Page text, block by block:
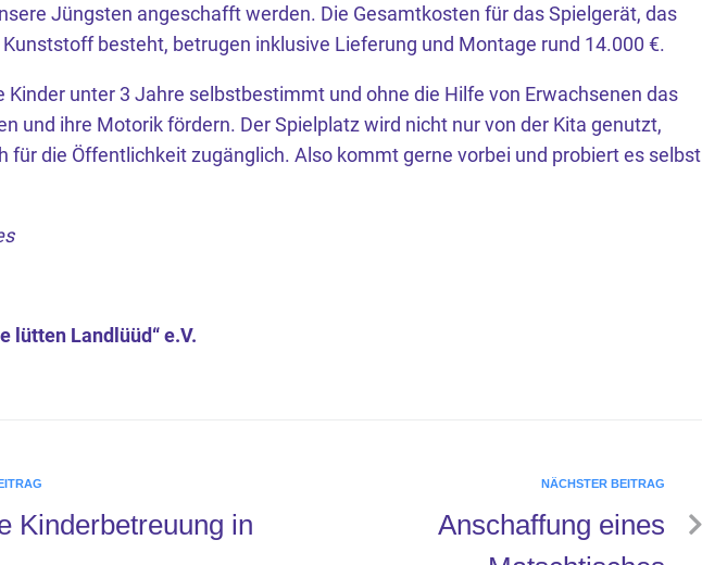
Jüngsten angeschafft werden. Die Gesamtkosten für das Spielgerät, das
besteht, betrugen inklusive Lieferung und Montage rund 14.000 €.
Kinder unter 3 Jahre selbstbestimmt und ohne die Hilfe von Erwachsenen das
und ihre Motorik fördern. Der Spielplatz wird nicht nur von der Kita genutzt,
für die Öffentlichkeit zugänglich. Also kommt gerne vorbei und probiert es selbst
lütten Landlüüd“ e.V.
Kinderbetreuung in
NÄCHSTER BEITRAG
Anschaffung eines